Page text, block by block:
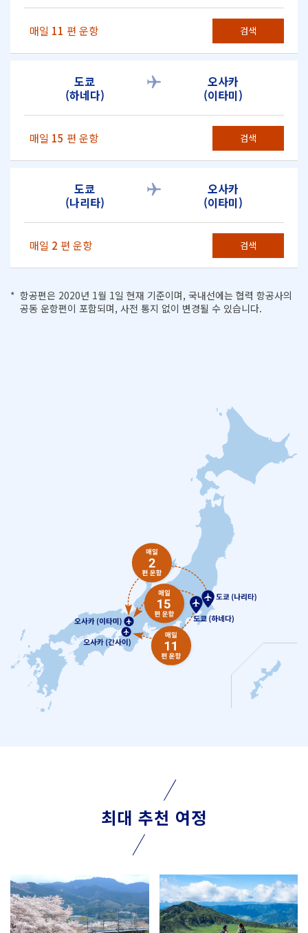
매일 11 편 운항 검색
도쿄
(하네다)
오사카
(이타미)
매일 15 편 운항 검색
도쿄
(나리타)
오사카
(이타미)
매일 2 편 운항 검색
항공편은 2020년 1월 1일 현재 기준이며, 국내선에는 협력 항공사의
공동 운항편이 포함되며, 사전 통지 없이 변경될 수 있습니다.
최대 추천 여정